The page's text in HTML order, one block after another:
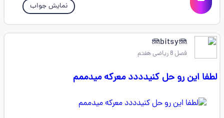
نمایش جواب
🪼bitsy🪼
فصل 8 ریاضی هفتم
لطفا این رو حل کنیدددد معرکه میدممم